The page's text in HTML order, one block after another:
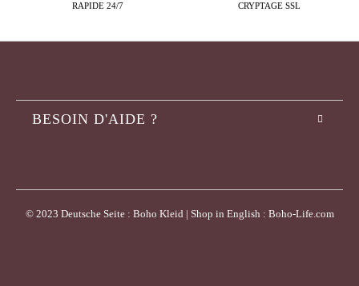
RAPIDE 24/7
CRYPTAGE SSL
BESOIN D'AIDE ?
© 2023 Deutsche Seite : Boho Kleid | Shop in English : Boho-Life.com